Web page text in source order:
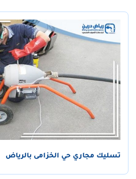
تسليك مجاري حي الخزامى بالرياض